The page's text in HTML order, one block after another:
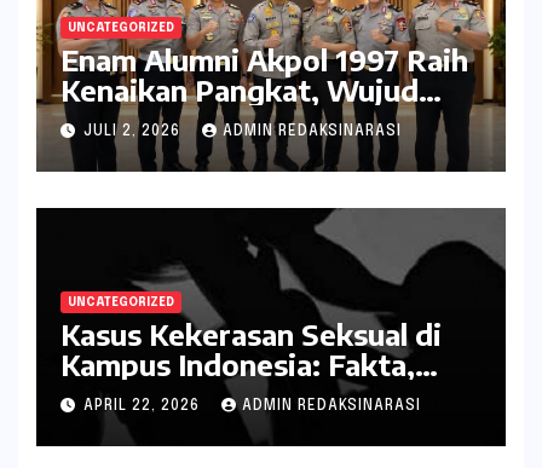
UNCATEGORIZED
Enam Alumni Akpol 1997 Raih
Kenaikan Pangkat, Wujud
Penghargaan atas Pengabdian
kepada Negara
JULI 2, 2026 ADMIN REDAKSINARASI
UNCATEGORIZED
Kasus Kekerasan Seksual di
Kampus Indonesia: Fakta,
Pola Berulang, dan Tantangan
Penanganannya
APRIL 22, 2026 ADMIN REDAKSINARASI